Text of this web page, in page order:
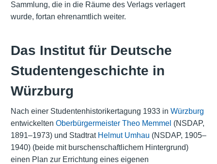
Sammlung, die in die Räume des Verlags verlagert
wurde, fortan ehrenamtlich weiter.
Das Institut für Deutsche
Studentengeschichte in
Würzburg
Nach einer Studentenhistorikertagung 1933 in Würzburg
entwickelten Oberbürgermeister Theo Memmel (NSDAP,
1891–1973) und Stadtrat Helmut Umhau (NSDAP, 1905–
1940) (beide mit burschenschaftlichem Hintergrund)
einen Plan zur Errichtung eines eigenen